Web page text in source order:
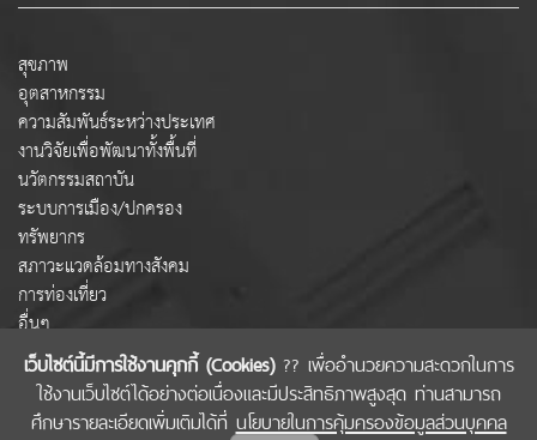
เว็บไซต์นี้มีการใช้งานคุกกี้ (Cookies)?? เพื่ออำนวยความสะดวกในการ
ใช้งานเว็บไซต์ได้อย่างต่อเนื่องและมีประสิทธิภาพสูงสุด ท่านสามารถ
ศึกษารายละเอียดเพิ่มเติมได้ที่ นโยบายในการคุ้มครองข้อมูลส่วนบุคคล
สุขภาพ
อุตสาหกรรม
ความสัมพันธ์ระหว่างประเทศ
งานวิจัยเพื่อพัฒนาทั้งพื้นที่
นวัตกรรมสถาบัน
ระบบการเมือง/ปกครอง
ทรัพยากร
สภาวะแวดล้อมทางสังคม
การท่องเที่ยว
อื่นๆ
COPYRIGHT © 2022 สำนักงานคณะกรรมการส่งเสริมวิทยาศาสตร์ วิจัยและนวัตกรรม